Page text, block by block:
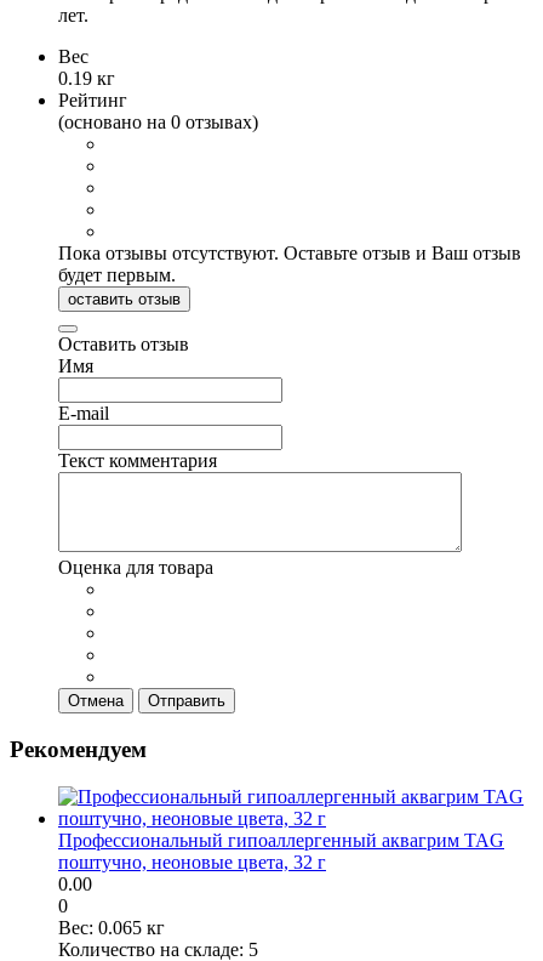
лет.
Вес
0.19 кг
Рейтинг
(основано на 0 отзывах)
Пока отзывы отсутствуют. Оставьте отзыв и Ваш отзыв
будет первым.
оставить отзыв
Оставить отзыв
Имя
E-mail
Текст комментария
Оценка для товара
Отмена Отправить
Рекомендуем
Профессиональный гипоаллергенный аквагрим TAG
поштучно, неоновые цвета, 32 г
0.00
0
Вес: 0.065 кг
Количество на складе: 5